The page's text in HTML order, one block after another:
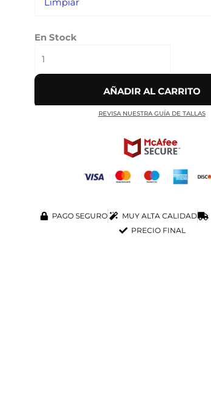
En Stock
AÑADIR AL CARRITO
REVISA NUESTRA GUÍA DE TALLAS
PAGO SEGURO MUY ALTA CALIDAD
PRECIO FINAL